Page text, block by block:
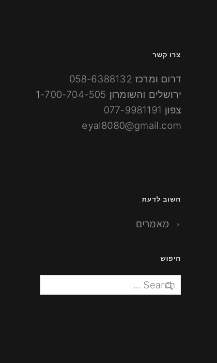
צרו קשר
דרום ומרכז 058-6388132
ירושלים והשומרון 1-700-704-505
צפון 077-9981191
eyal8080@gmail.com
חשוב לדעת
מאמרים
חיפוש